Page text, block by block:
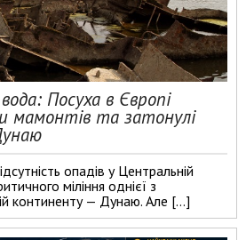
Посуха в Європі
мамонтів та затонулі
опадів у Центральній
міління однієї з
континенту — Дунаю. Але […]